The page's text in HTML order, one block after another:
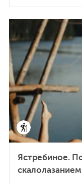
Ястребиное.